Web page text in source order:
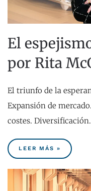
El
por Rita
El triunfo de la
Expansión de
costes.
LEER MÁS »